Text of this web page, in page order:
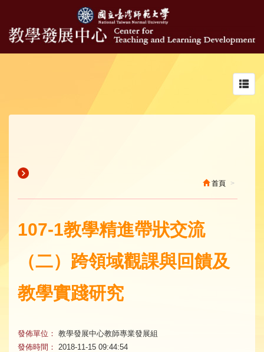
首頁
107-1教學精進帶狀交流
（二）跨領域觀課與回饋及
教學實踐研究
發佈單位： 教學發展中心教師專業發展組
發佈時間：
2018-11-15 09:44:54